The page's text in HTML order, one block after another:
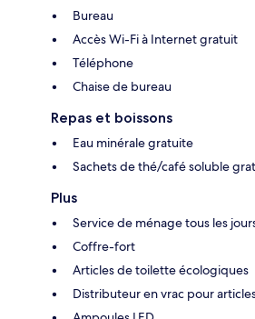
Bureau
Accès Wi-Fi à Internet gratuit
Téléphone
Chaise de bureau
Repas et boissons
Eau minérale gratuite
Sachets de thé/café soluble
Plus
Service de ménage tous les
Coffre-fort
Articles de toilette écologiques
Distributeur en vrac pour